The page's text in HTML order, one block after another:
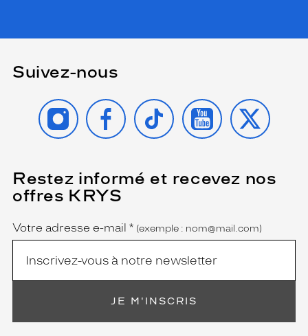
Suivez-nous
INSTAGRAMFACEBOOK
TIKTOK YOUTUBE
X
Restez informé et recevez nos
offres KRYS
Name
Votre adresse e-mail *
(Ce
champ
est
(exemple : nom@mail.com)
JE M'INSCRIS